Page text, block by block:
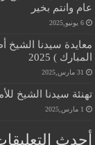
عام وانتم بخير
6 يونيو,2025
معايدة سيدنا الشيخ
المبارك ) 2025
31 مارس,2025
تهنئة سيدنا الشيخ
1 مارس,2025
أحدث